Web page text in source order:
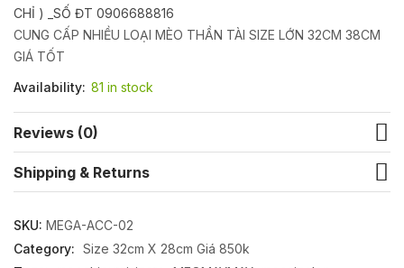
CHỈ ) _SỐ ĐT 0906688816
CUNG CẤP NHIỀU LOẠI MÈO THẦN TÀI SIZE LỚN 32CM 38CM
GIÁ TỐT
Availability: 81 in stock
Reviews (0)
Shipping & Returns
SKU: MEGA-ACC-02
Category: Size 32cm X 28cm Giá 850k